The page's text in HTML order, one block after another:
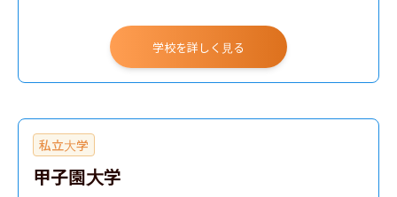
学校を詳しく見る
私立大学
甲子園大学